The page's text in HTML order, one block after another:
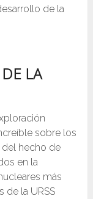
de la
LA
sobre los
del hecho de
en la
más
de la URSS